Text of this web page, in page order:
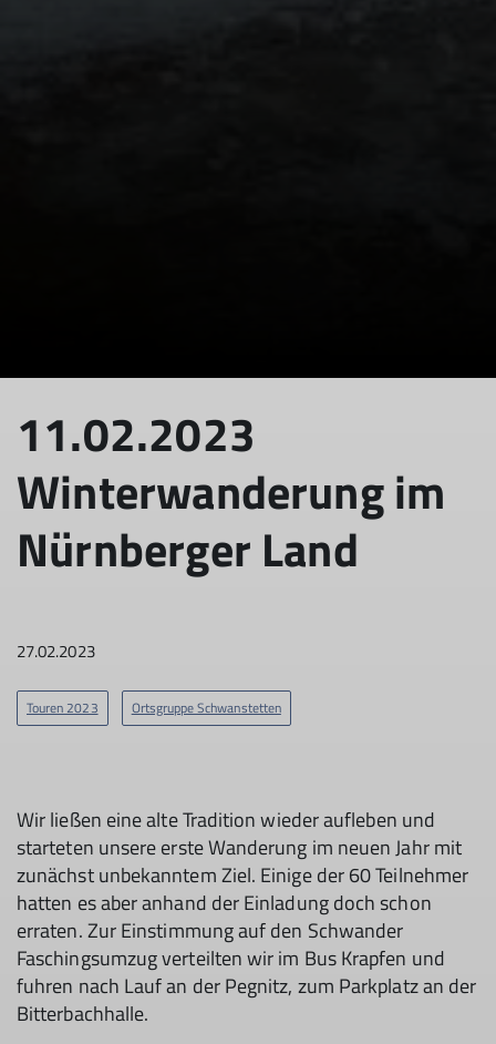
11.02.2023
Winterwanderung im
Nürnberger Land
27.02.2023
Touren 2023 Ortsgruppe Schwanstetten
Wir ließen eine alte Tradition wieder aufleben und
starteten unsere erste Wanderung im neuen Jahr mit
zunächst unbekanntem Ziel. Einige der 60 Teilnehmer
hatten es aber anhand der Einladung doch schon
erraten. Zur Einstimmung auf den Schwander
Faschingsumzug verteilten wir im Bus Krapfen und
fuhren nach Lauf an der Pegnitz, zum Parkplatz an der
Bitterbachhalle.